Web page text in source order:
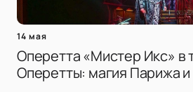
14 мая
Оперетта «Мистер Икс» в
Оперетты: магия Парижа и